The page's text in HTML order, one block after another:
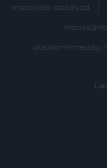
moderálási szabályzat
médiaajánló
akadálymentességi